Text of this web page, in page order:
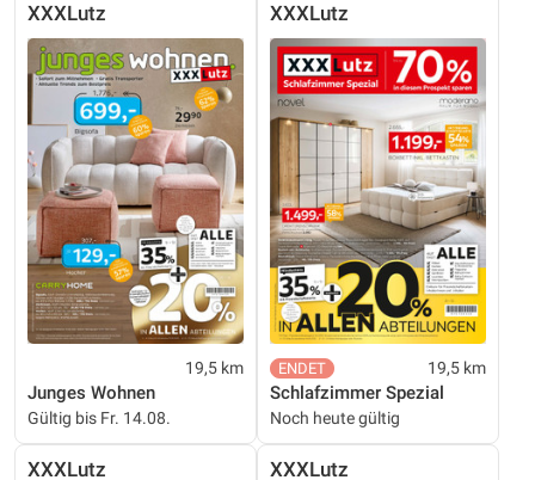
XXXLutz
19,5 km
Junges Wohnen
Gültig bis Fr. 14.08.
XXXLutz
19,5 km
Schlafzimmer Spezial
Noch heute gültig
XXXLutz XXXLutz